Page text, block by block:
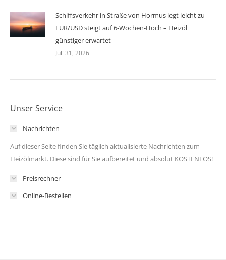
Schiffsverkehr in Straße von Hormus legt leicht zu –
EUR/USD steigt auf 6-Wochen-Hoch – Heizöl
günstiger erwartet
Juli 31, 2026
Unser Service
Nachrichten
Auf dieser Seite finden Sie täglich aktualisierte Nachrichten zum
Heizölmarkt. Diese sind für Sie aufbereitet und absolut KOSTENLOS!
Preisrechner
Online-Bestellen